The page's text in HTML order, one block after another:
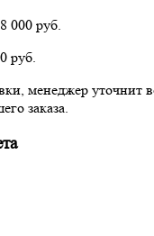
000 руб.
руб.
менеджер уточнит
заказа.